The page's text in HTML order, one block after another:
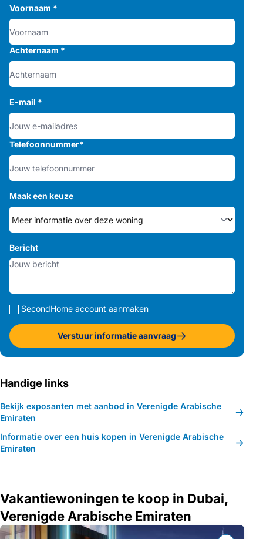
Voornaam *
Achternaam *
E-mail *
Telefoonnummer*
Maak een keuze
Bericht
SecondHome account aanmaken
Verstuur informatie aanvraag
Handige links
Bekijk exposanten met aanbod in Verenigde Arabische
Emiraten
Informatie over een huis kopen in Verenigde Arabische
Emiraten
Vakantiewoningen te koop in Dubai,
Verenigde Arabische Emiraten